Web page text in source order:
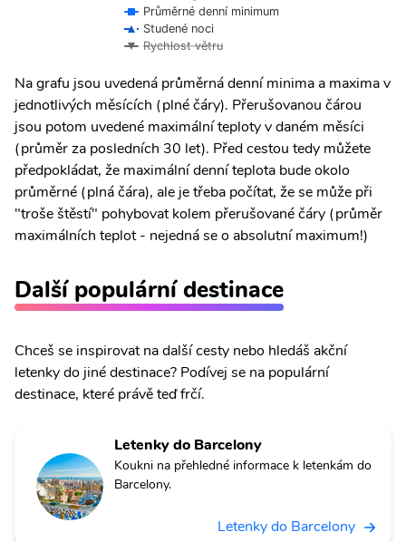
Průměrné denní minimum
Studené noci
Rychlost větru
Na grafu jsou uvedená průměrná denní minima a maxima v
jednotlivých měsících (plné čáry). Přerušovanou čárou
jsou potom uvedené maximální teploty v daném měsíci
(průměr za posledních 30 let). Před cestou tedy můžete
předpokládat, že maximální denní teplota bude okolo
průměrné (plná čára), ale je třeba počítat, že se může při
"troše štěstí" pohybovat kolem přerušované čáry (průměr
maximálních teplot - nejedná se o absolutní maximum!)
Další populární destinace
Chceš se inspirovat na další cesty nebo hledáš akční
letenky do jiné destinace? Podívej se na populární
destinace, které právě teď frčí.
Letenky do Barcelony
Koukni na přehledné informace k letenkám do
Barcelony.
Letenky do Barcelony